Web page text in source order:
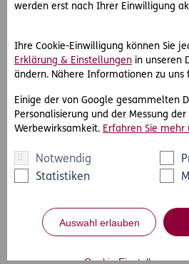
werden erst nach Ihrer Einwilligung
Ihre Cookie-Einwilligung können Sie
Erklärung & Einstellungen in unseren
ändern. Nähere Informationen zu uns
Einige der von Google gesammelten
Personalisierung und der Messung der
Werbewirksamkeit. Erfahren Sie mehr
Notwendig
Statistiken
Auswahl erlauben